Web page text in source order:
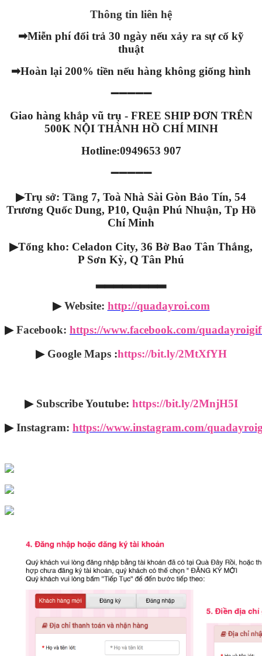
Thông tin liên hệ
➡Miễn phí đổi trả 30 ngày nếu xảy ra sự cố kỹ
thuật
➡Hoàn lại 200% tiền nếu hàng không giống hình
➖➖➖➖➖
Giao hàng khắp vũ trụ - FREE SHIP ĐƠN TRÊN
500K NỘI THÀNH HỒ CHÍ MINH
Hotline:0949653 907
➖➖➖➖➖
▶Trụ sở: Tầng 7, Toà Nhà Sài Gòn Bảo Tín, 54
Trương Quốc Dung, P10, Quận Phú Nhuận, Tp Hồ
Chí Minh
▶Tổng kho: Celadon City, 36 Bờ Bao Tân Thắng,
P Sơn Kỳ, Q Tân Phú
▂▂▂▂▂▂▂▂
▶ Website: http://quadayroi.com
▶ Facebook: https://www.facebook.com/
▶ Google Maps :https://bit.ly/2MtXfYH
▶ Subscribe Youtube: https://bit.ly/2MnjH5I
▶ Instagram: https://www.instagram.com/